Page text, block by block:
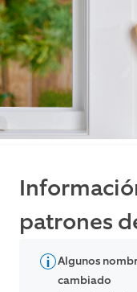
patrones
Algunos
cambiado